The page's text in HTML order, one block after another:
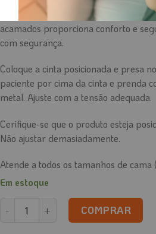
Feita em Nylon e com enchimento, a
acamados proporciona conforto e
com segurança.
Coloque a cinta posicionada e presa
paciente por cima da cinta e prenda
metal. Ajuste com a tensão adequada.
Cerifique-se que o produto esteja
Não ajustar demasiadamente.
Atende a todos os tamanhos de cama
Em estoque
Cinta de Contenção Abdominal para
COMPRAR